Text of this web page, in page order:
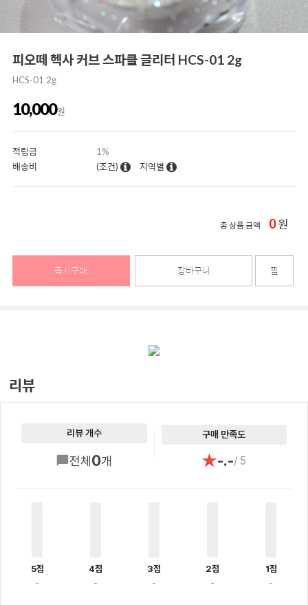
피오떼 헥사 커브 스파클 글리터 HCS-01 2g
HCS-01 2g
10,000원
적립금
1%
배송비
(조건) 지역별
총 상품 금액 0원
즉시구매 장바구니 찜
리뷰
리뷰 개수
전체0개
구매 만족도
★-.-/ 5
5점
-
4점
-
3점
-
2점
-
1점
-